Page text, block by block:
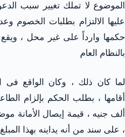
الموضوع لا تملك تغيير سبب
عليها الالتزام بطلبات الخصوم
حكمها وارداً على غير محل ، ويقع
بالنظام العام
لما كان ذلك ، وكان الواقع
أقامها ، بطلب الحكم بإلزام
ألف جنيه ، قيمة إيصال الأمانة
، على سند من أنه يداينه بهذا المبلغ